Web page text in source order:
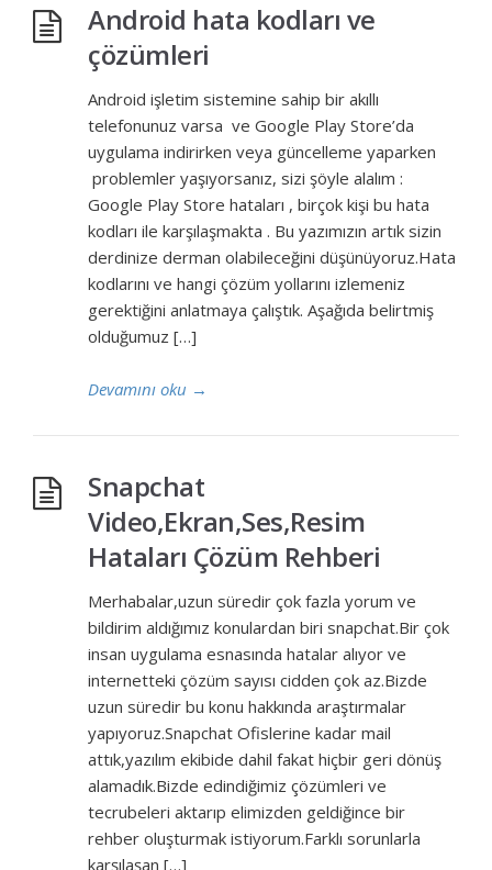
Android hata kodları ve
çözümleri
Android işletim sistemine sahip bir akıllı
telefonunuz varsa ve Google Play Store’da
uygulama indirirken veya güncelleme yaparken
problemler yaşıyorsanız, sizi şöyle alalım :
Google Play Store hataları , birçok kişi bu hata
kodları ile karşılaşmakta . Bu yazımızın artık sizin
derdinize derman olabileceğini düşünüyoruz.Hata
kodlarını ve hangi çözüm yollarını izlemeniz
gerektiğini anlatmaya çalıştık. Aşağıda belirtmiş
olduğumuz […]
Devamını oku →
Snapchat
Video,Ekran,Ses,Resim
Hataları Çözüm Rehberi
Merhabalar,uzun süredir çok fazla yorum ve
bildirim aldığımız konulardan biri snapchat.Bir çok
insan uygulama esnasında hatalar alıyor ve
internetteki çözüm sayısı cidden çok az.Bizde
uzun süredir bu konu hakkında araştırmalar
yapıyoruz.Snapchat Ofislerine kadar mail
attık,yazılım ekibide dahil fakat hiçbir geri dönüş
alamadık.Bizde edindiğimiz çözümleri ve
tecrubeleri aktarıp elimizden geldiğince bir
rehber oluşturmak istiyorum.Farklı sorunlarla
karşılaşan […]